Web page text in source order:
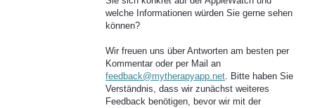
welche Informationen würden Sie gerne sehen
können?
Wir freuen uns über Antworten am besten per
Kommentar oder per Mail an
feedback@mytherapyapp.net. Bitte haben Sie
Verständnis, dass wir zunächst weiteres
Feedback benötigen, bevor wir mit der